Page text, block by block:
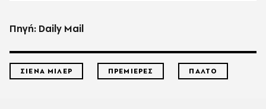
Πηγή: Daily Mail
ΣΙΕΝΑ ΜΙΛΕΡ ΠΡΕΜΙΕΡΕΣ ΠΑΛΤΟ